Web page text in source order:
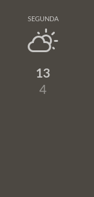
SEGUNDA
13
4